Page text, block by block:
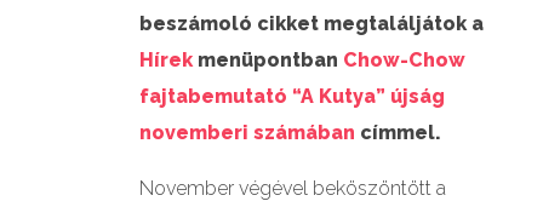
beszámoló cikket megtaláljátok a
Hírek menüpontban Chow-Chow
fajtabemutató “A Kutya” újság
novemberi számában címmel.
November végével beköszöntött a